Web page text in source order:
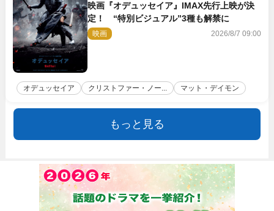
映画『オデュッセイア』IMAX先行上映が決
定！ “特別ビジュアル”3種も解禁に
映画 2026/8/7 09:00
オデュッセイア クリストファー・ノー... マット・デイモン
もっと見る